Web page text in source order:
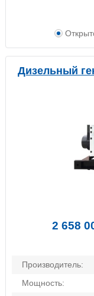
Дизельный
Производитель:
Мощность:
2 658